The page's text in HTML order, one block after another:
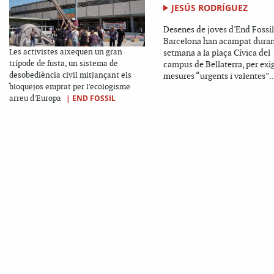
Les activistes aixequen un gran
trípode de fusta, un sistema de
desobediència civil mitjançant els
bloquejos emprat per l'ecologisme
arreu d'Europa
| END FOSSIL
JESÚS RODRÍGUEZ
Desenes de joves d'End Fossil
Barcelona han acampat
setmana a la plaça Cívica del
campus de Bellaterra, per
mesures “urgents i